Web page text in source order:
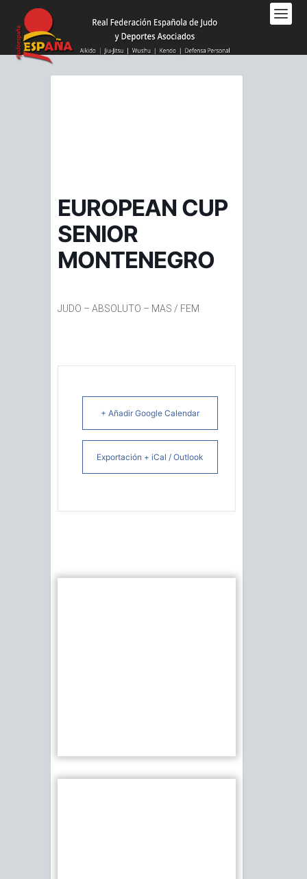
este
sitio
web
EUROPEAN CUP
SENIOR
MONTENEGRO
JUDO – ABSOLUTO – MAS / FEM
+ Añadir Google Calendar
Exportación + iCal / Outlook